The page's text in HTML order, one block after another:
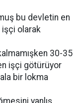
bu devletin en
işçi olarak
30-35
işçi götürüyor
bir lokma
yanlış